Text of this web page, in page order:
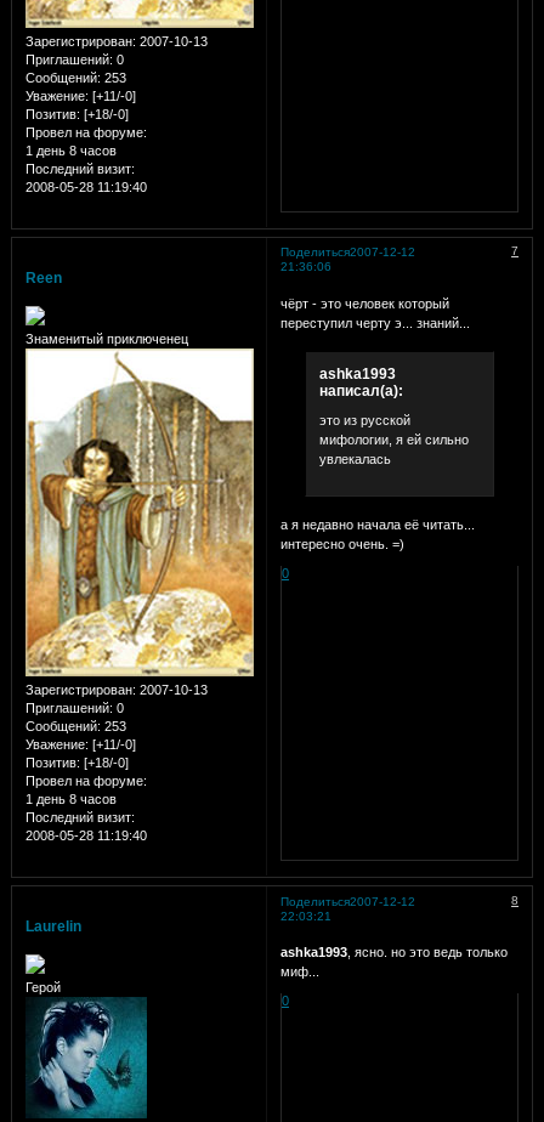
Зарегистрирован: 2007-10-13
Приглашений: 0
Сообщений: 253
Уважение: [+11/-0]
Позитив: [+18/-0]
Провел на форуме:
1 день 8 часов
Последний визит:
2008-05-28 11:19:40
Поделиться 7
2007-12-12
21:36:06
Reen
Знаменитый приключенец
Зарегистрирован: 2007-10-13
Приглашений: 0
Сообщений: 253
Уважение: [+11/-0]
Позитив: [+18/-0]
Провел на форуме:
1 день 8 часов
Последний визит:
2008-05-28 11:19:40
чёрт - это человек который
переступил черту э... знаний...
ashka1993
написал(а):
это из русской
мифологии, я ей сильно
увлекалась
а я недавно начала её читать...
интересно очень. =)
0
Поделиться 8
2007-12-12
22:03:21
Laurelin
Герой
ashka1993, ясно. но это ведь только
миф...
0